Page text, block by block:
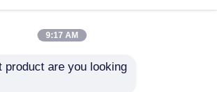
9:17 AM
product are you looking